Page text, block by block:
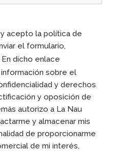
acepto la política de
el formulario,
En dicho enlace
sobre el
y derechos
y oposición de
autorizo a La Nau
y almacenar mis
de proporcionarme
de mi interés,